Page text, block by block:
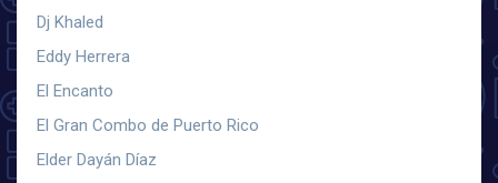
Dj Khaled
Eddy Herrera
El Encanto
El Gran Combo de Puerto Rico
Elder Dayán Díaz